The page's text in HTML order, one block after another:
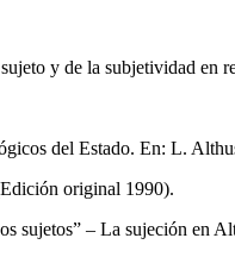
y de la subjetividad
del Estado. En: L.
original 1990).
sujetos” – La sujeción en